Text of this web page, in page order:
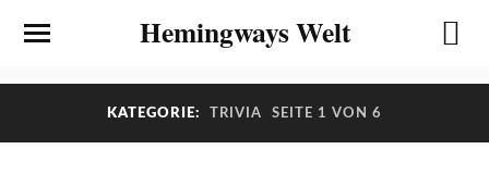
Hemingways Welt
KATEGORIE: TRIVIA SEITE 1 VON 6